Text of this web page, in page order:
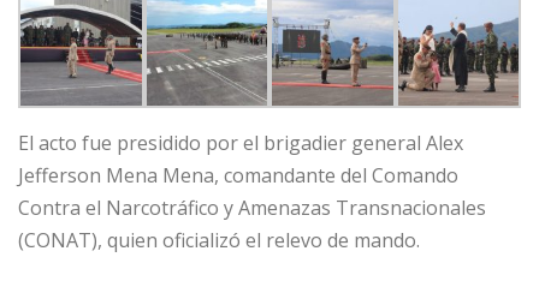
El acto fue presidido por el brigadier general Alex
Jefferson Mena Mena, comandante del Comando
Contra el Narcotráfico y Amenazas Transnacionales
(CONAT), quien oficializó el relevo de mando.